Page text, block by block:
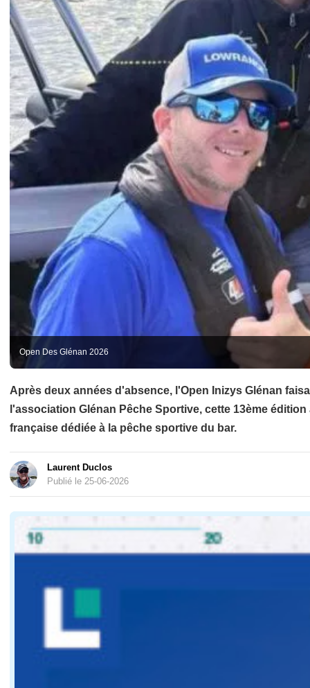
Open Des Glénan 2026
Après deux années d'absence, l'Open Inizys Glénan
l'association Glénan Pêche Sportive, cette 13ème
française dédiée à la pêche sportive du bar.
Laurent Duclos
Publié le 25-06-2026